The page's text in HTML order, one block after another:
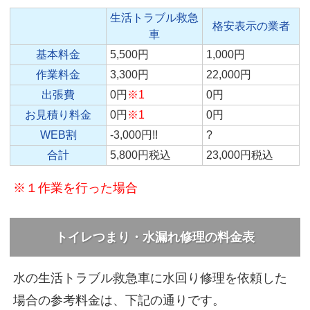
生活トラブル救急
車
格安表示の業者
基本料金 5,500円
1,000円
作業料金
3,300円
22,000円
出張費
0円 ※1
0円
お見積り料金
0円 ※1
0円
WEB割
-3,000円!!
?
合計
5,800円税込 23,000円税込
※１作業を行った場合
トイレつまり・水漏れ修理の料金表
水の生活トラブル救急車に水回り修理を依頼した
場合の参考料金は、下記の通りです。